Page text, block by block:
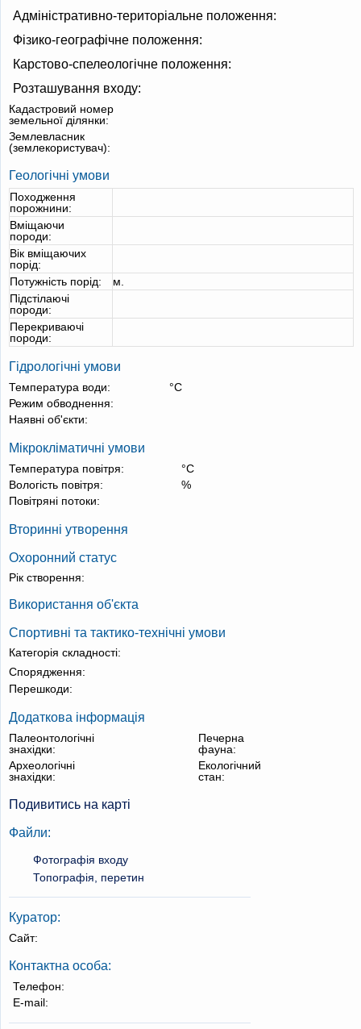
Адміністративно-територіальне положення:
Фізико-географічне положення:
Карстово-спелеологічне положення:
Розташування входу:
Кадастровий номер
земельної ділянки:
Землевласник
(землекористувач):
Геологічні умови
Походження
порожнини:
Вміщаючи
породи:
Вік вміщаючих
порід:
Потужність порід:
м.
Підстілаючі
породи:
Перекриваючі
породи:
Гідрологічні умови
Температура води:
°С
Режим обводнення:
Наявні об'єкти:
Мікрокліматичні умови
Температура повітря:
°С
Вологість повітря:
%
Повітряні потоки:
Вторинні утворення
Охоронний статус
Рік створення:
Використання об'єкта
Спортивні та тактико-технічні умови
Категорія складності:
Спорядження:
Перешкоди:
Додаткова інформація
Палеонтологічні
знахідки:
Печерна
фауна:
Археологічні
знахідки:
Екологічний
стан:
Подивитись на карті
Файли:
Фотографія входу
Топографія, перетин
Куратор:
Сайт:
Контактна особа:
Телефон:
E-mail: